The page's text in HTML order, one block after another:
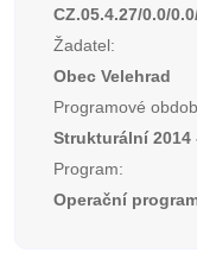
CZ.05.4.27/0.0/
Žadatel:
Obec Velehrad
Programové
Strukturální 2014
Program:
Operační